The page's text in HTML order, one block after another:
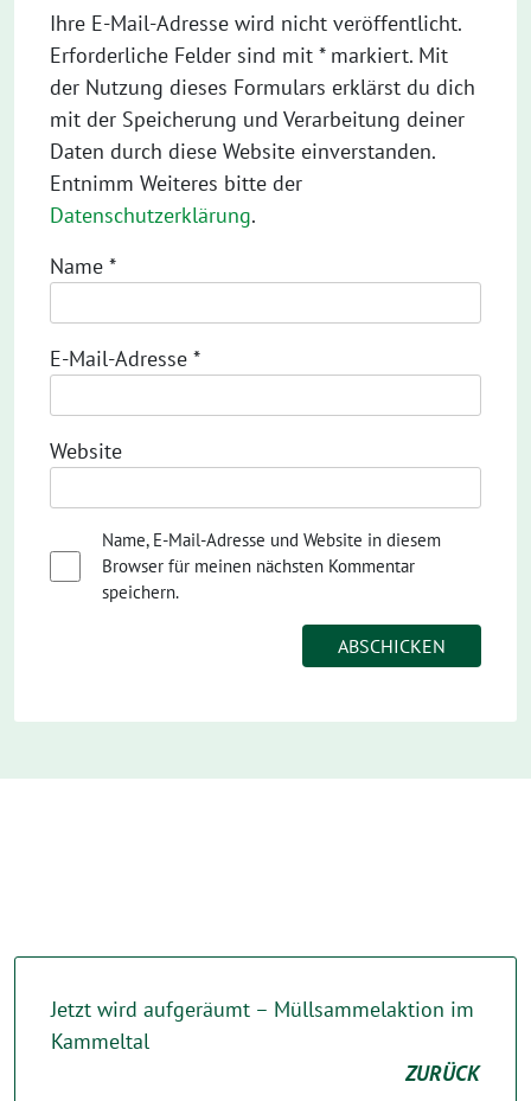
Ihre E-Mail-Adresse wird nicht veröffentlicht.
Erforderliche Felder sind mit * markiert. Mit
der Nutzung dieses Formulars erklärst du dich
mit der Speicherung und Verarbeitung deiner
Daten durch diese Website einverstanden.
Entnimm Weiteres bitte der
Datenschutzerklärung.
Name *
E-Mail-Adresse *
Website
Name, E-Mail-Adresse und Website in diesem
Browser für meinen nächsten Kommentar
speichern.
Jetzt wird aufgeräumt – Müllsammelaktion im
Kammeltal
ZURÜCK